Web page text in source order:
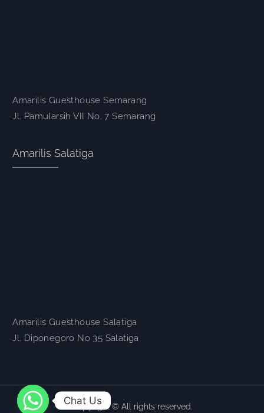
Amarilis Guesthouse Semarang
Jl. Pamularsih VII No. 7 Semarang
Amarilis Salatiga
Amarilis Guesthouse Salatiga
Jl. Diponegoro No 35 Salatiga
Copyright © All rights reserved.
Chat Us